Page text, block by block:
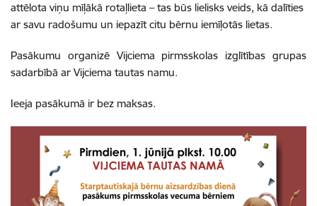
attēlota viņu mīļākā rotaļlieta – tas būs lielisks veids, kā dalīties
ar savu radošumu un iepazīt citu bērnu iemīļotās lietas.
Pasākumu organizē Vijciema pirmsskolas izglītības grupas
sadarbībā ar Vijciema tautas namu.
Ieeja pasākumā ir bez maksas.